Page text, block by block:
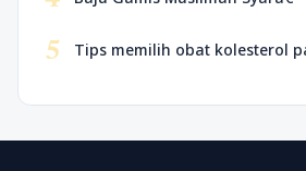
5 Tips memilih obat kolesterol